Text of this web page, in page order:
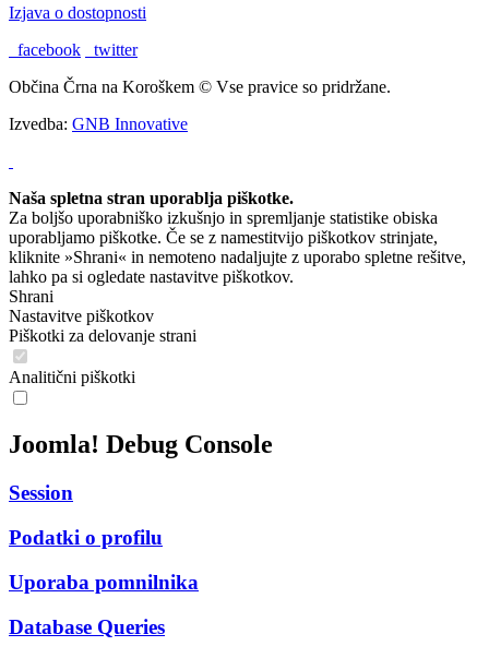
Izjava o dostopnosti
facebook
twitter
Občina Črna na Koroškem © Vse pravice so pridržane.
Izvedba: GNB Innovative
Naša spletna stran uporablja piškotke.
Za boljšo uporabniško izkušnjo in spremljanje statistike obiska
uporabljamo piškotke. Če se z namestitvijo piškotkov strinjate,
kliknite »Shrani« in nemoteno nadaljujte z uporabo spletne rešitve,
lahko pa si ogledate nastavitve piškotkov.
Shrani
Nastavitve piškotkov
Piškotki za delovanje strani
Analitični piškotki
Joomla! Debug Console
Session
Podatki o profilu
Uporaba pomnilnika
Database Queries